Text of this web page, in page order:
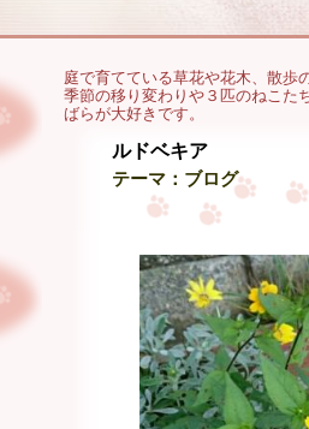
庭で育てている草花や花木、散歩
季節の移り変わりや３匹のねこた
ばらが大好きです。
ルドベキア
テーマ： ブログ